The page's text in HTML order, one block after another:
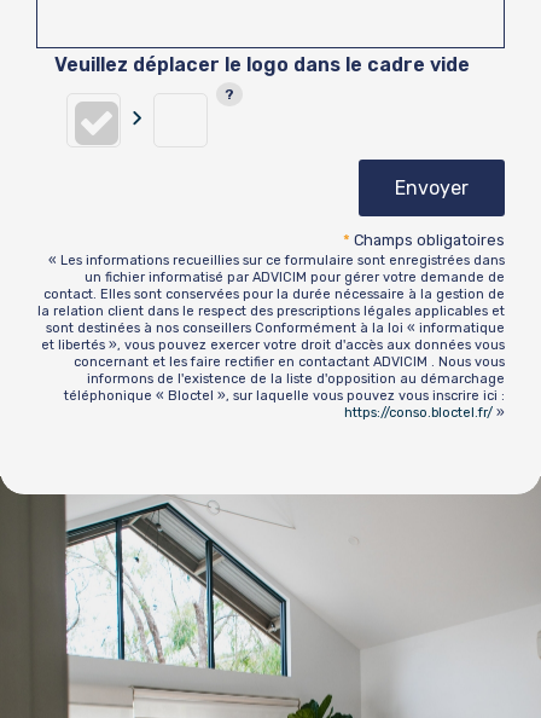
Veuillez déplacer le logo dans le cadre vide
Envoyer
* Champs obligatoires
« Les informations recueillies sur ce formulaire sont enregistrées dans
un fichier informatisé par ADVICIM pour gérer votre demande de
contact. Elles sont conservées pour la durée nécessaire à la gestion de
la relation client dans le respect des prescriptions légales applicables et
sont destinées à nos conseillers Conformément à la loi « informatique
et libertés », vous pouvez exercer votre droit d'accès aux données vous
concernant et les faire rectifier en contactant ADVICIM . Nous vous
informons de l'existence de la liste d'opposition au démarchage
téléphonique « Bloctel », sur laquelle vous pouvez vous inscrire ici :
https://conso.bloctel.fr/ »